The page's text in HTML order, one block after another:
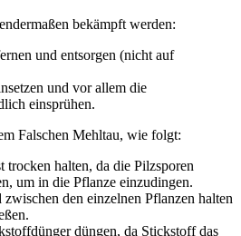
bekämpft werden:
und entsorgen (nicht auf
und vor allem die
einsprühen.
Falschen Mehltau, wie folgt:
trocken halten, da die Pilzsporen
um in die Pflanze einzudingen.
den einzelnen Pflanzen halten
düngen, da Stickstoff das